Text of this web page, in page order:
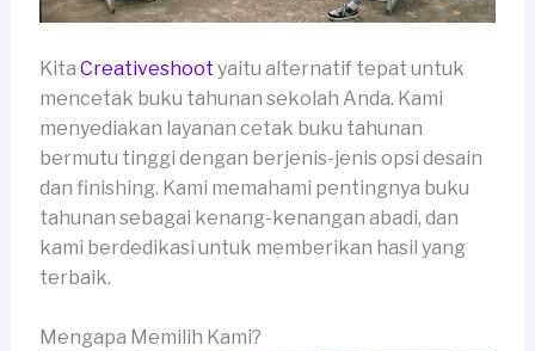
Kita Creativeshoot yaitu alternatif tepat untuk
mencetak buku tahunan sekolah Anda. Kami
menyediakan layanan cetak buku tahunan
bermutu tinggi dengan berjenis-jenis opsi desain
dan finishing. Kami memahami pentingnya buku
tahunan sebagai kenang-kenangan abadi, dan
kami berdedikasi untuk memberikan hasil yang
terbaik.
Mengapa Memilih Kami?